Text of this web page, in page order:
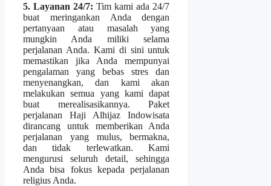
5. Layanan 24/7: Tim kami ada 24/7
buat meringankan Anda dengan
pertanyaan atau masalah yang
mungkin Anda miliki selama
perjalanan Anda. Kami di sini untuk
memastikan jika Anda mempunyai
pengalaman yang bebas stres dan
menyenangkan, dan kami akan
melakukan semua yang kami dapat
buat merealisasikannya. Paket
perjalanan Haji Alhijaz Indowisata
dirancang untuk memberikan Anda
perjalanan yang mulus, bermakna,
dan tidak terlewatkan. Kami
mengurusi seluruh detail, sehingga
Anda bisa fokus kepada perjalanan
religius Anda.